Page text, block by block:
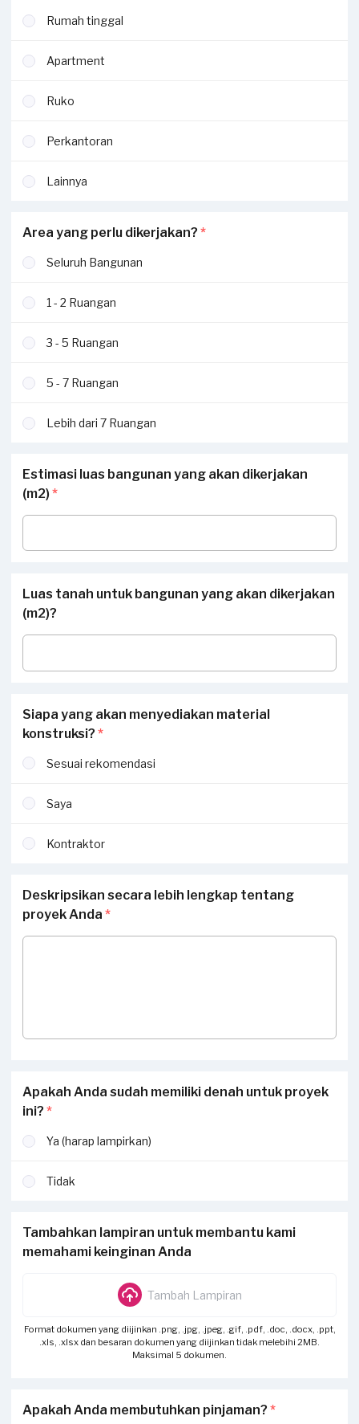
Rumah tinggal
Apartment
Ruko
Perkantoran
Lainnya
Area yang perlu dikerjakan? *
Seluruh Bangunan
1 - 2 Ruangan
3 - 5 Ruangan
5 - 7 Ruangan
Lebih dari 7 Ruangan
Estimasi luas bangunan yang akan dikerjakan
(m2) *
Luas tanah untuk bangunan yang akan dikerjakan
(m2)?
Siapa yang akan menyediakan material
konstruksi? *
Sesuai rekomendasi
Saya
Kontraktor
Deskripsikan secara lebih lengkap tentang
proyek Anda *
Apakah Anda sudah memiliki denah untuk proyek
ini? *
Ya (harap lampirkan)
Tidak
Tambahkan lampiran untuk membantu kami
memahami keinginan Anda
Tambah Lampiran
Format dokumen yang diijinkan .png, .jpg, .jpeg, .gif, .pdf, .doc, .docx, .ppt,
.xls, .xlsx dan besaran dokumen yang diijinkan tidak melebihi 2MB.
Maksimal 5 dokumen.
Apakah Anda membutuhkan pinjaman? *